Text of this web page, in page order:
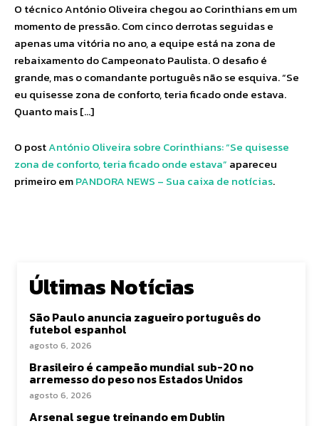
O técnico António Oliveira chegou ao Corinthians em um
momento de pressão. Com cinco derrotas seguidas e
apenas uma vitória no ano, a equipe está na zona de
rebaixamento do Campeonato Paulista. O desafio é
grande, mas o comandante português não se esquiva. “Se
eu quisesse zona de conforto, teria ficado onde estava.
Quanto mais […]
O postAntónio Oliveira sobre Corinthians: “Se quisesse
zona de conforto, teria ficado onde estava” apareceu
primeiro emPANDORA NEWS – Sua caixa de notícias.
Últimas Notícias
São Paulo anuncia zagueiro português do
futebol espanhol
agosto 6, 2026
Brasileiro é campeão mundial sub-20 no
arremesso do peso nos Estados Unidos
agosto 6, 2026
Arsenal segue treinando em Dublin